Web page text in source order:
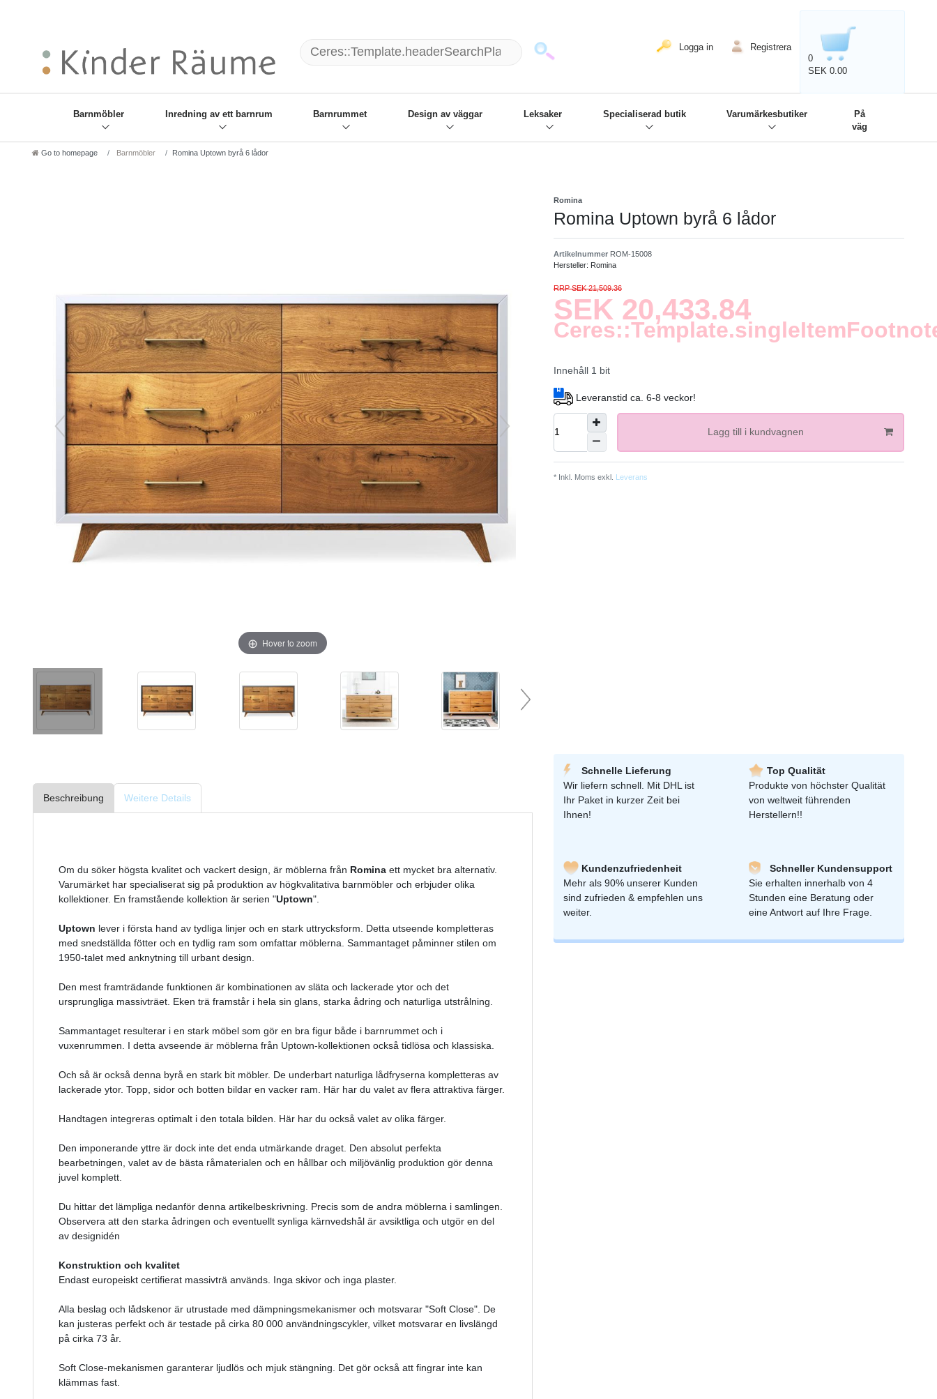
Logga in
Registrera
0
SEK 0.00
Barnmöbler Inredning av ett barnrum Barnrummet Design av väggar Leksaker Specialiserad butik Varumärkesbutiker
På
väg
Go to homepage Barnmöbler Romina Uptown byrå 6 lådor
Hover to zoom
Romina
Romina Uptown byrå 6 lådor
Artikelnummer ROM-15008
Hersteller: Romina
RRP SEK 21,509.36
SEK 20,433.84
Innehåll 1 bit
Leveranstid ca. 6-8 veckor!
Lagg till i kundvagnen
* Inkl. Moms exkl. Leverans
Beschreibung Weitere Details
Om du söker högsta kvalitet och vackert design, är möblerna från Romina ett mycket bra alternativ.
Varumärket har specialiserat sig på produktion av högkvalitativa barnmöbler och erbjuder olika
kollektioner. En framstående kollektion är serien "Uptown".
Uptown lever i första hand av tydliga linjer och en stark uttrycksform. Detta utseende kompletteras
med snedställda fötter och en tydlig ram som omfattar möblerna. Sammantaget påminner stilen om
1950-talet med anknytning till urbant design.
Den mest framträdande funktionen är kombinationen av släta och lackerade ytor och det
ursprungliga massivträet. Eken trä framstår i hela sin glans, starka ådring och naturliga utstrålning.
Sammantaget resulterar i en stark möbel som gör en bra figur både i barnrummet och i
vuxenrummen. I detta avseende är möblerna från Uptown-kollektionen också tidlösa och klassiska.
Och så är också denna byrå en stark bit möbler. De underbart naturliga lådfryserna kompletteras av
lackerade ytor. Topp, sidor och botten bildar en vacker ram. Här har du valet av flera attraktiva färger.
Handtagen integreras optimalt i den totala bilden. Här har du också valet av olika färger.
Den imponerande yttre är dock inte det enda utmärkande draget. Den absolut perfekta
bearbetningen, valet av de bästa råmaterialen och en hållbar och miljövänlig produktion gör denna
juvel komplett.
Du hittar det lämpliga nedanför denna artikelbeskrivning. Precis som de andra möblerna i samlingen.
Observera att den starka ådringen och eventuellt synliga kärnvedshål är avsiktliga och utgör en del
av designidén
Konstruktion och kvalitet
Endast europeiskt certifierat massivträ används. Inga skivor och inga plaster.
Alla beslag och lådskenor är utrustade med dämpningsmekanismer och motsvarar "Soft Close". De
kan justeras perfekt och är testade på cirka 80 000 användningscykler, vilket motsvarar en livslängd
på cirka 73 år.
Soft Close-mekanismen garanterar ljudlös och mjuk stängning. Det gör också att fingrar inte kan
klämmas fast.
Schnelle Lieferung
Wir liefern schnell. Mit DHL ist
Ihr Paket in kurzer Zeit bei
Ihnen!
Top Qualität
Produkte von höchster Qualität
von weltweit führenden
Herstellern!!
Kundenzufriedenheit
Mehr als 90% unserer Kunden
sind zufrieden & empfehlen uns
weiter.
Schneller Kundensupport
Sie erhalten innerhalb von 4
Stunden eine Beratung oder
eine Antwort auf Ihre Frage.